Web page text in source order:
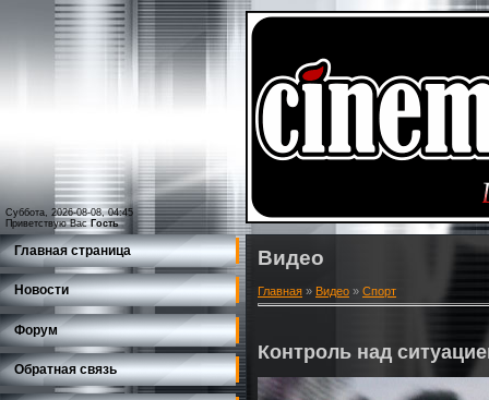
Суббота, 2026-08-08, 04:45
Приветствую Вас Гость
Главная страница
Новости
Форум
Обратная связь
Видео
Главная » Видео » Спорт
Контроль над